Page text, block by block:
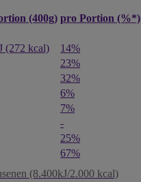
(400g) pro Portion (%*)
(272 kcal)
14%
23%
32%
6%
7%
-
25%
67%
(8.400kJ/2.000 kcal)